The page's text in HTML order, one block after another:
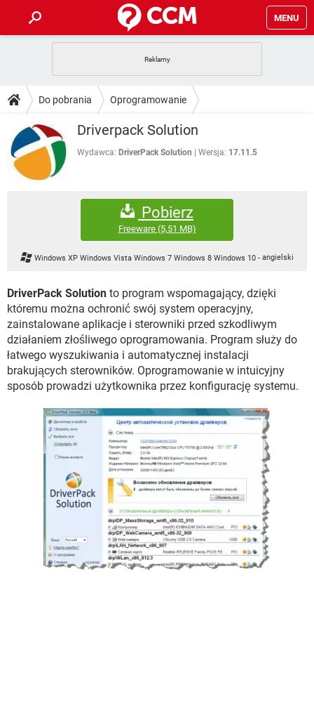
MENU
GRY WHATSAPP
SPOTIFY NETFLIX
INSTAGRAM FACEBOOK
WINDOWS 10
PORADY
PlayStation TIKTOK
GRY
SPOTIFY
DO POBRANIA
ANDROID TIKTOK
GRY
NETFLIX
FACEBOOK
FORUM
WHATSAPP
NETFLIX
INSTAGRAM FACEBOOK
TIKTOK
INSTAGRAM FACEBOOK
WINDOWS 10
Do pobrania Oprogramowanie
Driverpack Solution
Wydawca: DriverPack Solution Wersja: 17.11.5
Pobierz
Freeware(5,51 MB)
Windows XP Windows Vista Windows 7 Windows 8 Windows 10-angielski
DriverPack Solution to program wspomagający, dzięki
któremu można ochronić swój system operacyjny,
zainstalowane aplikacje i sterowniki przed szkodliwym
działaniem złośliwego oprogramowania. Program służy do
łatwego wyszukiwania i automatycznej instalacji
brakujących sterowników. Oprogramowanie w intuicyjny
sposób prowadzi użytkownika przez konfigurację systemu.